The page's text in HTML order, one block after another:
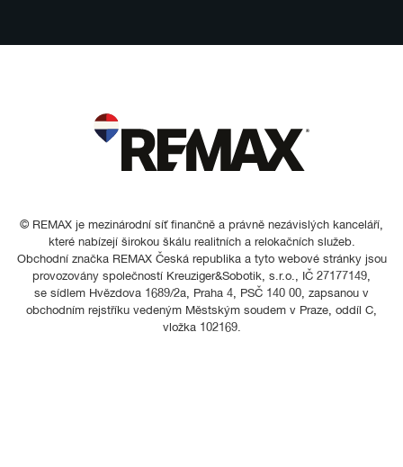
© REMAX je mezinárodní síť finančně a právně nezávislých kanceláří,
které nabízejí širokou škálu realitních a relokačních služeb.
Obchodní značka REMAX Česká republika a tyto webové stránky jsou
provozovány společností Kreuziger&Sobotik, s.r.o., IČ 27177149,
se sídlem Hvězdova 1689/2a, Praha 4, PSČ 140 00, zapsanou v
obchodním rejstříku vedeným Městským soudem v Praze, oddíl C,
vložka 102169.